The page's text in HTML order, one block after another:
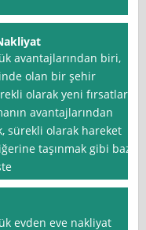
avantajlarından biri,
olan bir şehir
olarak yeni fırsatlar
avantajlarından
sürekli olarak hareket
taşınmak gibi bazı
evden eve nakliyat